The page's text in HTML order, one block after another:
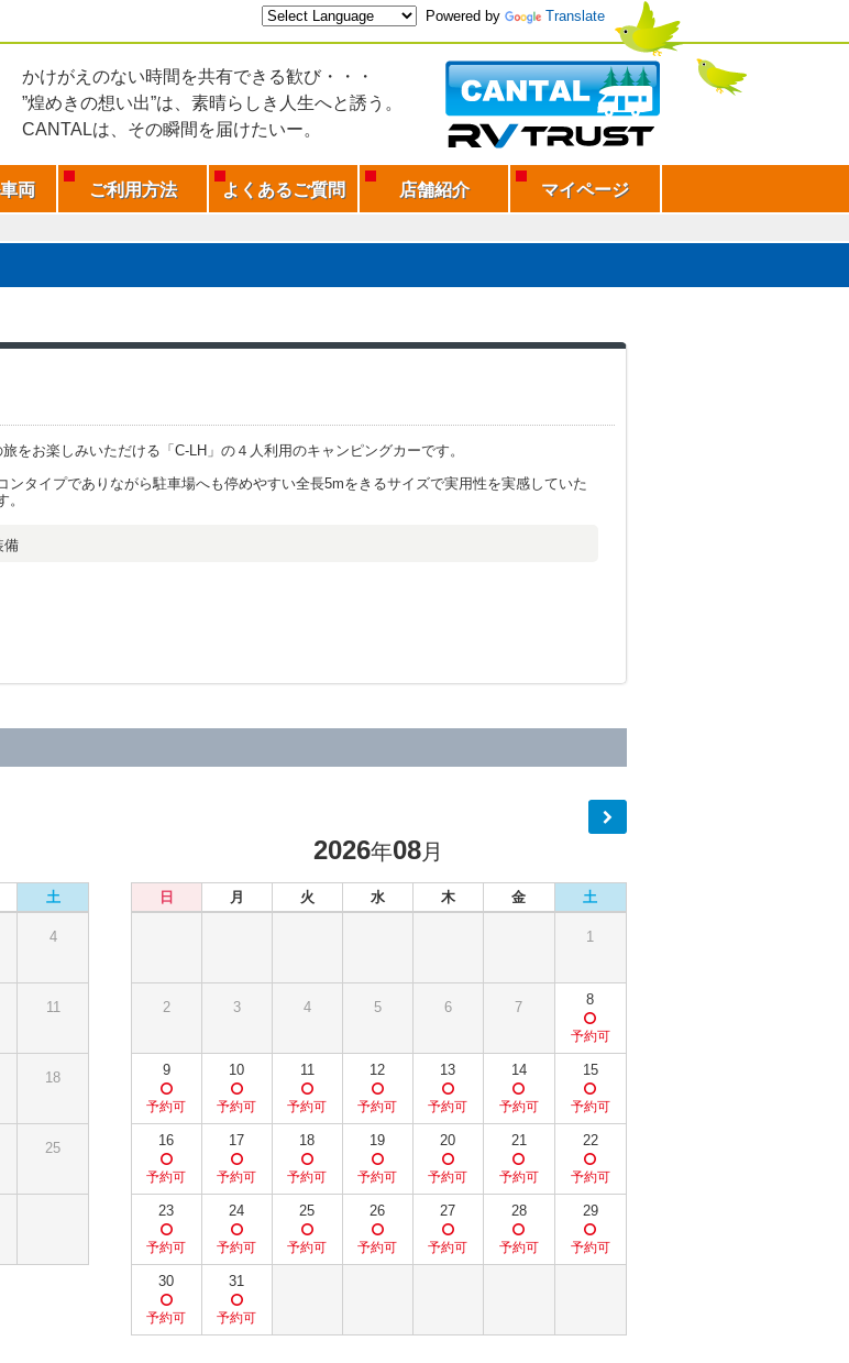
かけがえのない時間を共有できる歓び・・・
”煌めきの想い出”は、素晴らしき人生へと誘う。
CANTALは、その瞬間を届けたいー。
Powered by Translate
両 ご利用方法 よくあるご質問 店舗紹介 マイページ
旅をお楽しみいただける「C-LH」の４人利用のキャンピングカーです。
ンタイプでありながら駐車場へも停めやすい全長5mをきるサイズで実用性を実感していた
。
備
土
4
11
18
25
2026年08月
日 月 火 水 木 金 土
1
2 3 4 5 6 7 8
9 10 11 12 13 14 15
16 17 18 19 20 21 22
23 24 25 26 27 28 29
30 31